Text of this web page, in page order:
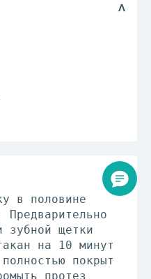
в половине
зубной щетки
на 10 минут
покрыт
протез